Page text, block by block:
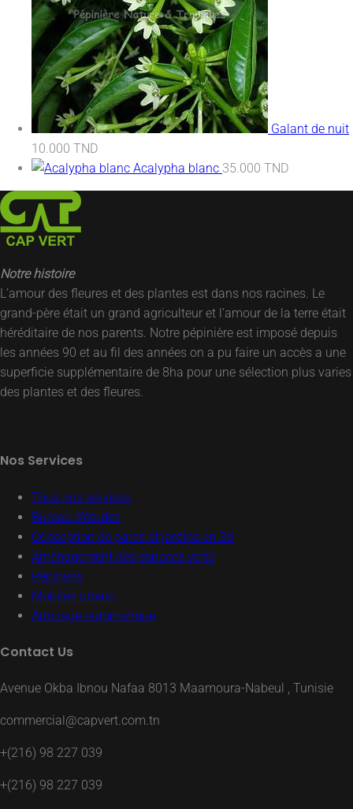
Galant de nuit
10.000 TND
Acalypha blanc 35.000 TND
Notre histoire
L’amour des fleures et des plantes est dans nos racines. Le
grand-père était un grand agriculteur et l’amour de la terre était
héréditaire de nos parents. Notre pépinière est imposé depuis
les années 90 et au fil des années on a pu faire un accès a une
superficie supplémentaire de 8ha pour une sélection plus varies
des plantes et des fleures.
Nos Services
Tous nos services
Bureau d’études
Conception de parcs et jardins en 3d
Aménagement des espaces verts
Pépiniere
Mobilier urbain
Arrosage automatique
Contact Us
Avenue Okba Ibnou Nafaa 8013 Maamoura-Nabeul , Tunisie
commercial@capvert.com.tn
+(216) 98 227 039
+(216) 98 227 039